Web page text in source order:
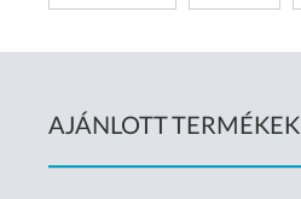
AJÁNLOTT TERMÉKEK